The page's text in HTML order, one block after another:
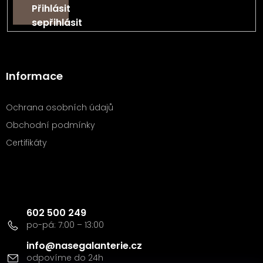
Přihlásit
se
Informace
Ochrana osobních údajů
Obchodní podmínky
Certifikáty
info@nasegalanterie.cz
602 500 249